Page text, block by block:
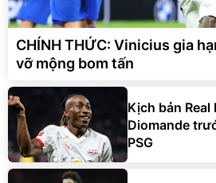
CHÍNH THỨC: Vinicius gia
vỡ mộng bom tấn
Kịch bản
Diomande
PSG